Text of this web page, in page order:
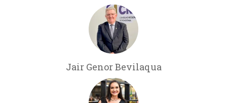
Jair Genor Bevilaqua